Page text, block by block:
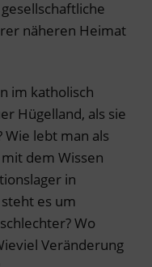
näheren Heimat
im katholisch
Hügelland, als sie
lebt man als
dem Wissen
in
es um
Wo
Veränderung